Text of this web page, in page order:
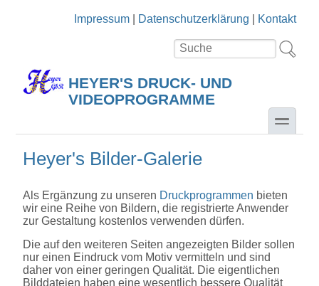
Impressum| Datenschutzerklärung Kontakt
HEYER'S DRUCK- UND
VIDEOPROGRAMME
toggle
Heyer's Bilder-Galerie
Als Ergänzung zu unseren Druckprogrammen bieten
wir eine Reihe von Bildern, die registrierte Anwender
zur Gestaltung kostenlos verwenden dürfen.
Die auf den weiteren Seiten angezeigten Bilder sollen
nur einen Eindruck vom Motiv vermitteln und sind
daher von einer geringen Qualität. Die eigentlichen
Bilddateien haben eine wesentlich bessere Qualität